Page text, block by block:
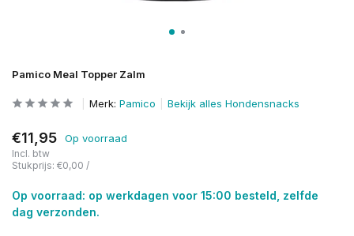
Pamico Meal Topper Zalm
Merk: Pamico Bekijk alles Hondensnacks
€11,95 Op voorraad
Incl. btw
Stukprijs: €0,00 /
Op voorraad: op werkdagen voor 15:00 besteld, zelfde
dag verzonden.